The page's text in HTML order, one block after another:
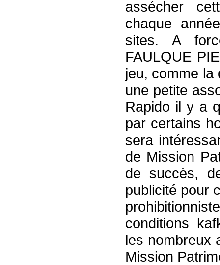
assécher
chaque
sites. A
FAULQUE
jeu, comme la
une petite
Rapido il y a
par certains
sera
de Mission
de succès,
publicité pour
conditions
les nombreux
Mission